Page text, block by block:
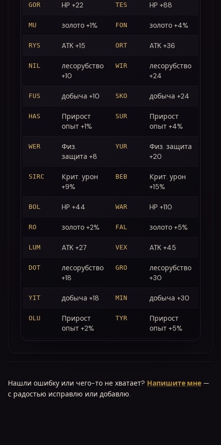
GOR HP +22 TES HP +88
MU золото +1% FON золото +4%
RYS ATK +15 ORT ATK +36
NIL
лесорубство
+10
WIR
лесорубство
+24
FUS добыча +10 SKO добыча +24
HAS
Прирост
опыт +1%
SUR
Прирост
опыт +4%
WER
Физ.
защита +8
YUR
Физ. защита
+20
SIRC
Крит. урон
+9%
BEB
Крит. урон
+15%
BOL HP +44 WAR HP +110
RO золото +2% FAL золото +5%
LUM ATK +27 VEX ATK +45
DOT
лесорубство
+18
GRO
лесорубство
+30
YIT добыча +18 MIN добыча +30
OLU
Прирост
опыт +2%
TYR
Прирост
опыт +5%
Нашли ошибку или чего-то не хватает? Напишите мне —
с радостью исправлю или добавлю.